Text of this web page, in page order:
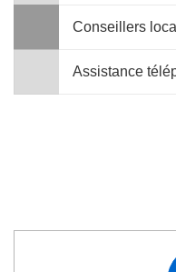
Conseillers
Assistance